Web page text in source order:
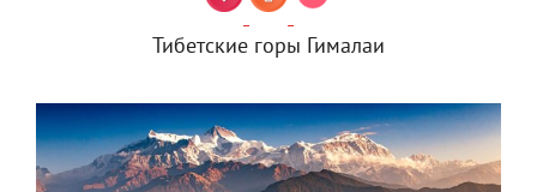
Тибетские горы Гималаи